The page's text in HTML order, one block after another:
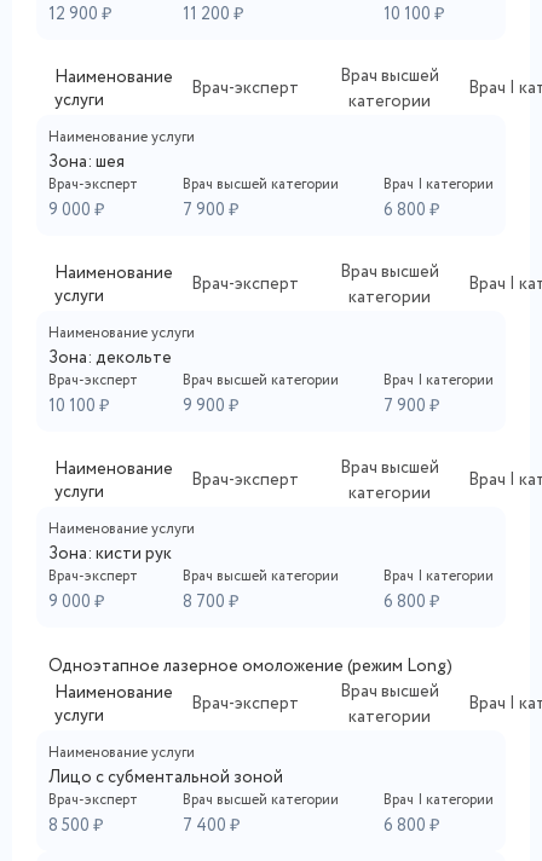
12 900 ₽ 11 200 ₽ 10 100 ₽
Наименование
услуги
Врач-эксперт
Врач высшей
категории
Врач I
Наименование услуги
Зона: шея
Врач-эксперт
9 000 ₽
Врач высшей категории
7 900 ₽
Врач I категории
6 800 ₽
Наименование
услуги
Врач-эксперт
Врач высшей
категории
Врач I
Наименование услуги
Зона: декольте
Врач-эксперт
10 100 ₽
Врач высшей категории
9 900 ₽
Врач I категории
7 900 ₽
Наименование
услуги
Врач-эксперт
Врач высшей
категории
Врач I
Наименование услуги
Зона: кисти рук
Врач-эксперт
9 000 ₽
Врач высшей категории
8 700 ₽
Врач I категории
6 800 ₽
Одноэтапное лазерное омоложение (режим Long)
Наименование
услуги
Врач-эксперт
Врач высшей
категории
Врач I
Наименование услуги
Лицо с субментальной зоной
Врач-эксперт
8 500 ₽
Врач высшей категории
7 400 ₽
Врач I категории
6 800 ₽